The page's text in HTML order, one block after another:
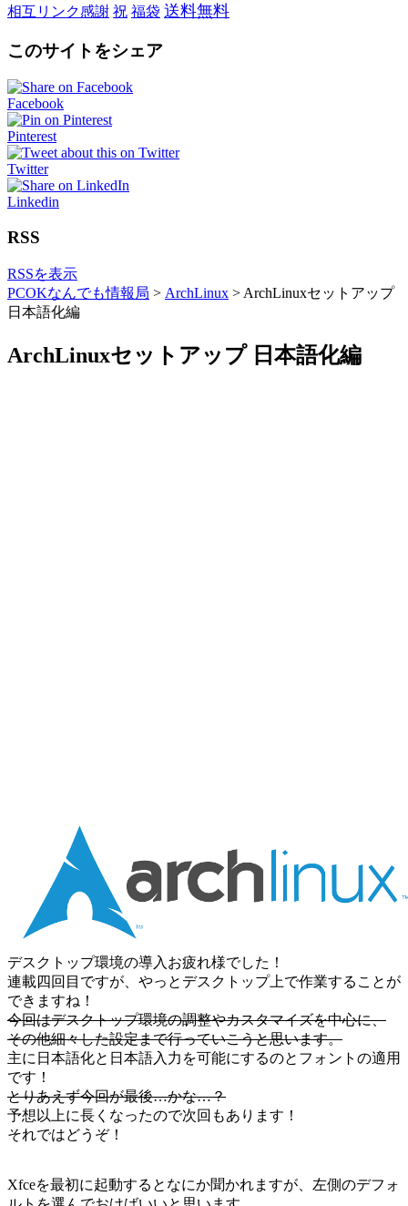
相互リンク感謝 祝 福袋 送料無料
このサイトをシェア
Facebook
Pinterest
Twitter
Linkedin
RSS
RSSを表示
PCOKなんでも情報局 > ArchLinux > ArchLinuxセットアップ
日本語化編
ArchLinuxセットアップ 日本語化編
デスクトップ環境の導入お疲れ様でした！
連載四回目ですが、やっとデスクトップ上で作業することが
できますね！
今回はデスクトップ環境の調整やカスタマイズを中心に、
その他細々した設定まで行っていこうと思います。
主に日本語化と日本語入力を可能にするのとフォントの適用
です！
とりあえず今回が最後…かな…？
予想以上に長くなったので次回もあります！
それではどうぞ！
Xfceを最初に起動するとなにか聞かれますが、左側のデフォ